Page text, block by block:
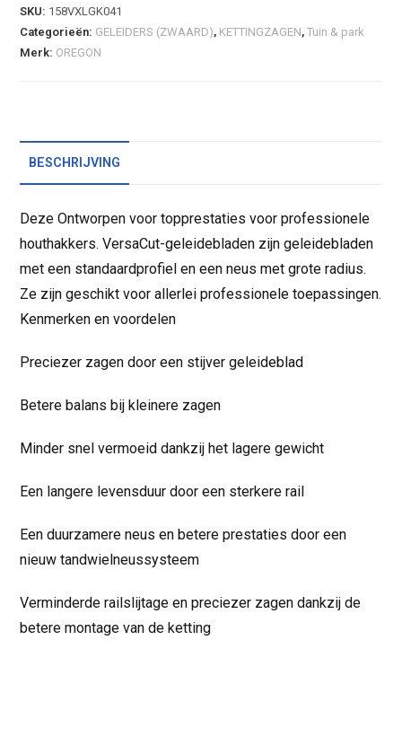
SKU: 158VXLGK041
Categorieën: GELEIDERS (ZWAARD), KETTINGZAGEN,Tuin & park
Merk: OREGON
BESCHRIJVING
Deze Ontworpen voor topprestaties voor professionele
houthakkers. VersaCut-geleidebladen zijn geleidebladen
met een standaardprofiel en een neus met grote radius.
Ze zijn geschikt voor allerlei professionele toepassingen.
Kenmerken en voordelen
Preciezer zagen door een stijver geleideblad
Betere balans bij kleinere zagen
Minder snel vermoeid dankzij het lagere gewicht
Een langere levensduur door een sterkere rail
Een duurzamere neus en betere prestaties door een
nieuw tandwielneussysteem
Verminderde railslijtage en preciezer zagen dankzij de
betere montage van de ketting